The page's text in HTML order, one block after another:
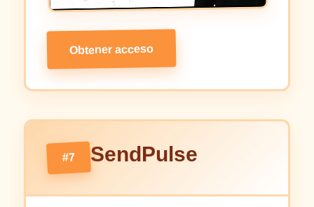
Obtener acceso
#7 SendPulse